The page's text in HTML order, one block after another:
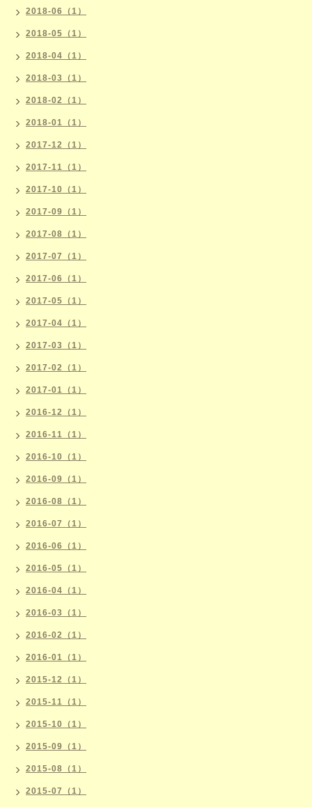
2018-06（1）
2018-05（1）
2018-04（1）
2018-03（1）
2018-02（1）
2018-01（1）
2017-12（1）
2017-11（1）
2017-10（1）
2017-09（1）
2017-08（1）
2017-07（1）
2017-06（1）
2017-05（1）
2017-04（1）
2017-03（1）
2017-02（1）
2017-01（1）
2016-12（1）
2016-11（1）
2016-10（1）
2016-09（1）
2016-08（1）
2016-07（1）
2016-06（1）
2016-05（1）
2016-04（1）
2016-03（1）
2016-02（1）
2016-01（1）
2015-12（1）
2015-11（1）
2015-10（1）
2015-09（1）
2015-08（1）
2015-07（1）